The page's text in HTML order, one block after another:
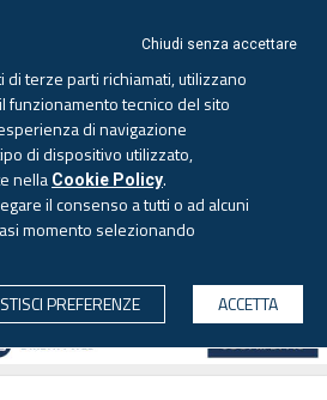
2026 - Aggiornato alle 6.00
Chiudi senza accettare
terze parti richiamati, utilizzano
funzionamento tecnico del sito
di navigazione
di dispositivo utilizzato,
nella Cookie Policy.
il consenso a tutti o ad alcuni
momento selezionando
PREFERENZE
ACCETTA